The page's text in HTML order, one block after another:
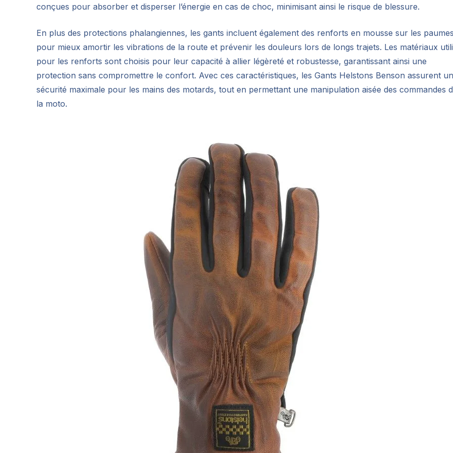
conçues pour absorber et disperser l’énergie en cas de choc, minimisant ainsi le risque de blessure.
En plus des protections phalangiennes, les gants incluent également des renforts en mousse sur les paumes
pour mieux amortir les vibrations de la route et prévenir les douleurs lors de longs trajets. Les matériaux
pour les renforts sont choisis pour leur capacité à allier légèreté et robustesse, garantissant ainsi une
protection sans compromettre le confort. Avec ces caractéristiques, les Gants Helstons Benson assurent
sécurité maximale pour les mains des motards, tout en permettant une manipulation aisée des commandes
la moto.